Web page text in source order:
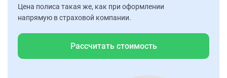
Цена полиса такая же, как при оформлении
напрямую в страховой компании.
Рассчитать стоимость